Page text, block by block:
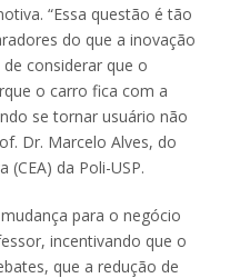
“Essa questão é tão
do que a inovação
considerar que o
o carro fica com a
se tornar usuário não
Dr. Marcelo Alves, do
da Poli-USP.
para o negócio
incentivando que o
que a redução de